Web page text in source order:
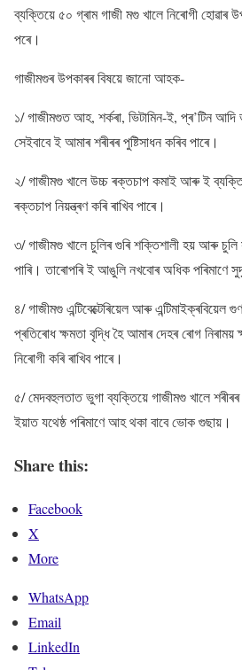
ব্যক্তিয়ে ৫০ গ্ৰাম গাজী মগু খালে নিৰোগী হোৱাৰ
পৰে।
গাজীমগুৰ উপকাৰৰ বিষয়ে জানো আহক-
১/ গাজীমগুত আহ, শৰ্কৰা, ভিটামিন-ই, প্ৰ’টিন
সেইবাবে ই আমাৰ শৰীৰৰ পুষ্টিসাধন কৰিব পাৰে।
২/ গাজীমগু খালে উচ্চ ৰক্তচাপ কমাই আৰু ই
ৰক্তচাপ নিয়ন্ত্ৰণ কৰি ৰাখিব পাৰে।
৩/ গাজীমগু খালে চুলিৰ গুৰি শক্তিশালী হয় আৰু চুলি
পাৰি। তাৰোপৰি ই আঙুলি নখবোৰ অধিক পৰিমাণে
৪/ গাজীমগু এন্টিবেক্টেৰিয়েল আৰু এন্টিমাইক্ৰবিয়েল
প্ৰতিৰোধ ক্ষমতা বৃদ্ধি হৈ আমাৰ দেহৰ ৰোগ
নিৰোগী কৰি ৰাখিব পাৰে।
৫/ মেদবহুলতাত ভুগা ব্যক্তিয়ে গাজীমগু খালে
ইয়াত যথেষ্ঠ পৰিমাণে আহ থকা বাবে ভোক গুছায়।
Share this:
Facebook
X
More
WhatsApp
Email
LinkedIn